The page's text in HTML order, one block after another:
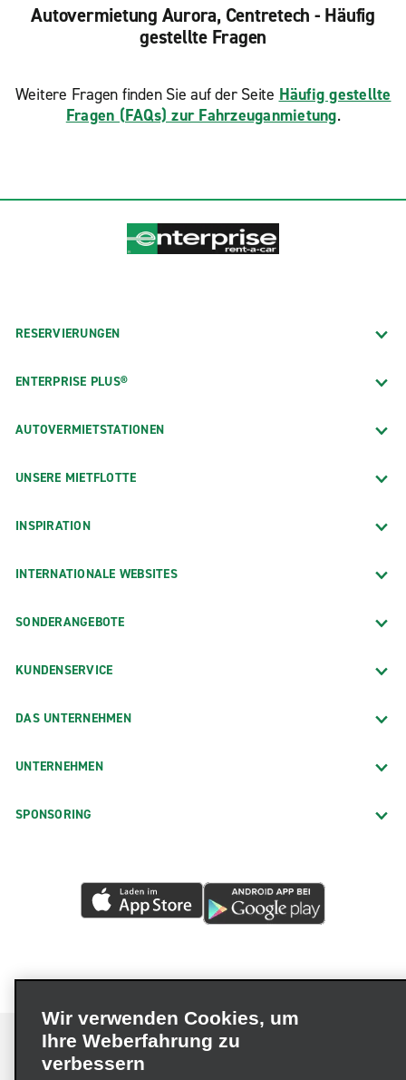
Autovermietung Aurora, Centretech - Häufig
gestellte Fragen
Weitere Fragen finden Sie auf der Seite Häufig gestellte
Fragen (FAQs) zur Fahrzeuganmietung.
RESERVIERUNGEN
ENTERPRISE PLUS®
AUTOVERMIETSTATIONEN
UNSERE MIETFLOTTE
INSPIRATION
INTERNATIONALE WEBSITES
SONDERANGEBOTE
KUNDENSERVICE
DAS UNTERNEHMEN
UNTERNEHMEN
SPONSORING
Wir verwenden Cookies, um
Ihre Weberfahrung zu
verbessern